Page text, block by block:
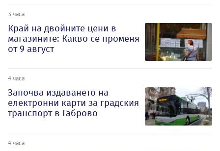
3 часа
Край на двойните цени в
магазините: Какво се променя
от 9 август
4 часа
Започва издаването на
електронни карти за градския
транспорт в Габрово
4 часа